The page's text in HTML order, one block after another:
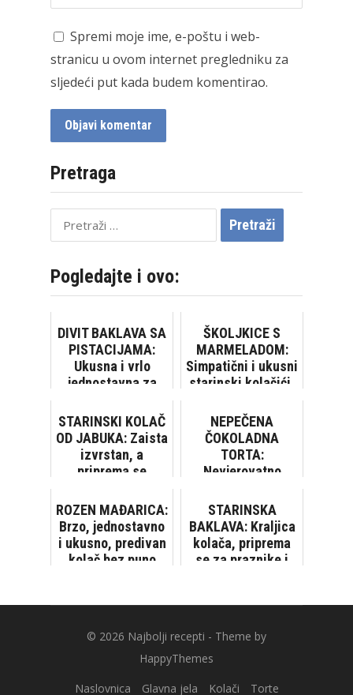
Spremi moje ime, e-poštu i web-
stranicu u ovom internet pregledniku za
sljedeći put kada budem komentirao.
Pretraga
Pretraži:
Pogledajte i ovo:
DIVIT BAKLAVA SA
PISTACIJAMA:
Ukusna i vrlo
jednostavna za
ŠKOLJKICE S
MARMELADOM:
Simpatični i ukusni
starinski kolačići,
STARINSKI KOLAČ
OD JABUKA: Zaista
izvrstan, a
priprema se
vage
NEPEČENA
ČOKOLADNA
TORTA:
Nevjerovatno
oduševit ćete se!
[VIDEO]
ROZEN MAĐARICA:
Brzo, jednostavno
i ukusno, predivan
kolač bez puno
STARINSKA
BAKLAVA: Kraljica
kolača, priprema
se za praznike i
© 2026 Najbolji recepti - Theme by
HappyThemes
Naslovnica
Glavna jela Kolači Torte